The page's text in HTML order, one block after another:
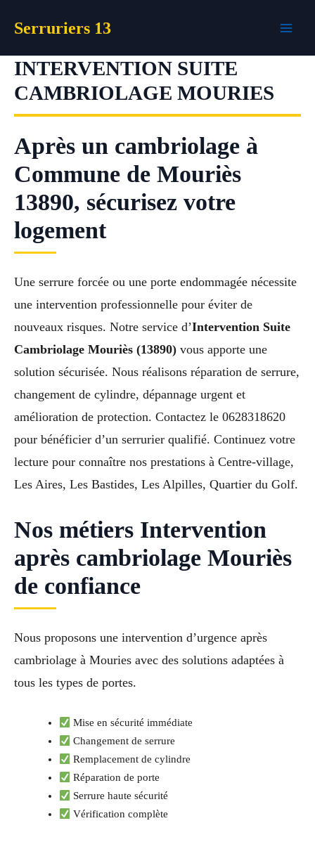
Serruriers 13
INTERVENTION SUITE
CAMBRIOLAGE MOURIES
Après un cambriolage à
Commune de Mouriès
13890, sécurisez votre
logement
Une serrure forcée ou une porte endommagée nécessite
une intervention professionnelle pour éviter de
nouveaux risques. Notre service d’Intervention Suite
Cambriolage Mouriès (13890) vous apporte une
solution sécurisée. Nous réalisons réparation de serrure,
changement de cylindre, dépannage urgent et
amélioration de protection. Contactez le 0628318620
pour bénéficier d’un serrurier qualifié. Continuez votre
lecture pour connaître nos prestations à Centre-village,
Les Aires, Les Bastides, Les Alpilles, Quartier du Golf.
Nos métiers Intervention
après cambriolage Mouriès
de confiance
Nous proposons une intervention d’urgence après
cambriolage à Mouries avec des solutions adaptées à
tous les types de portes.
Mise en sécurité immédiate
Changement de serrure
Remplacement de cylindre
Réparation de porte
Serrure haute sécurité
Vérification complète